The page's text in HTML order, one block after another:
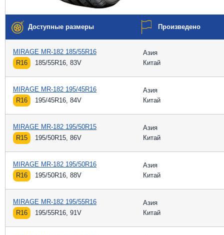
Доступные размеры Произведено
MIRAGE MR-182 185/55R16
R16
185/55R16, 83V
Азия
Китай
MIRAGE MR-182 195/45R16
R16
195/45R16, 84V
Азия
Китай
MIRAGE MR-182 195/50R15
R15
195/50R15, 86V
Азия
Китай
MIRAGE MR-182 195/50R16
R16
195/50R16, 88V
Азия
Китай
MIRAGE MR-182 195/55R16
R16
195/55R16, 91V
Азия
Китай